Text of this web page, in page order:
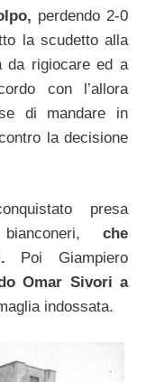
perdendo 2-0
la scudetto alla
da rigiocare ed a
con l’allora
di mandare in
la decisione
presa
che
Poi Giampiero
Omar Sivori a
indossata.